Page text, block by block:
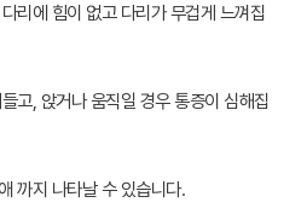
리에 힘이 없고 다리가 무겁게 느껴집
고, 앉거나 움직일 경우 통증이 심해집
까지 나타날 수 있습니다.